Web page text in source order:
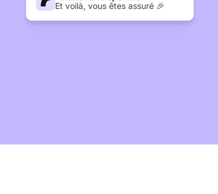
Et voilà, vous êtes assuré 🎉